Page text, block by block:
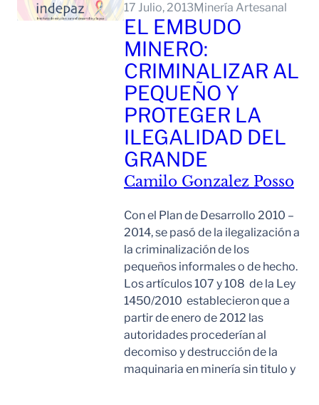
17 Julio, 2013Minería Artesanal
EL EMBUDO
MINERO:
CRIMINALIZAR AL
PEQUEÑO Y
PROTEGER LA
ILEGALIDAD DEL
GRANDE
Camilo Gonzalez Posso
Con el Plan de Desarrollo 2010 –
2014, se pasó de la ilegalización a
la criminalización de los
pequeños informales o de hecho.
Los artículos 107 y 108 de la Ley
1450/2010 establecieron que a
partir de enero de 2012 las
autoridades procederían al
decomiso y destrucción de la
maquinaria en minería sin titulo y